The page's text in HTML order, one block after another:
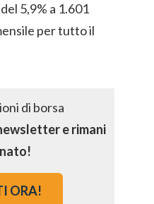
5,9% a 1.601
per tutto il
e rimani
ORA!